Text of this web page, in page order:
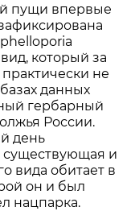
пущи впервые
который за
не
данных
гербарный
России.
день
существующая и
вида обитает в
он и был
нацпарка.